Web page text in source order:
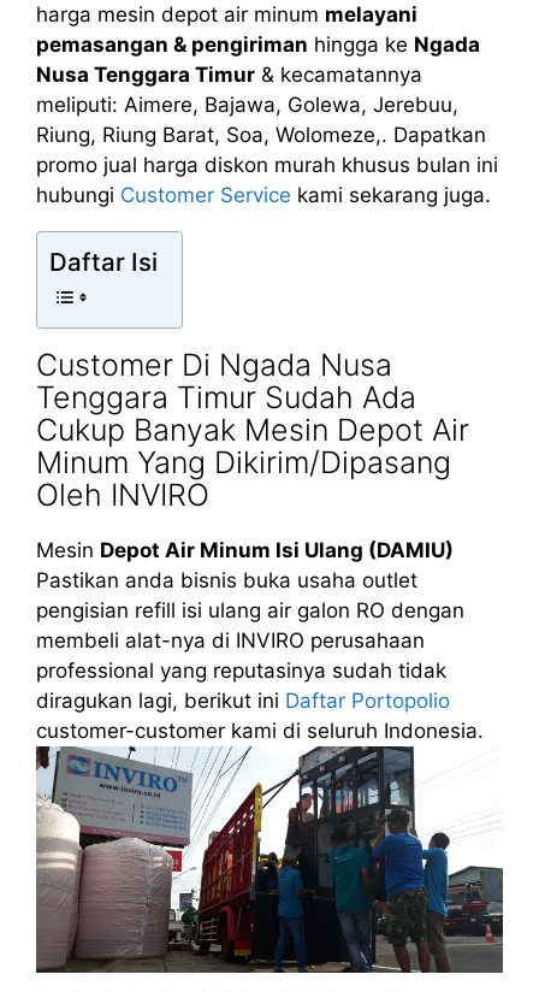
harga mesin depot air minum melayani
pemasangan & pengiriman hingga ke Ngada
Nusa Tenggara Timur & kecamatannya
meliputi: Aimere, Bajawa, Golewa, Jerebuu,
Riung, Riung Barat, Soa, Wolomeze,. Dapatkan
promo jual harga diskon murah khusus bulan ini
hubungi Customer Service kami sekarang juga.
Daftar Isi
Customer Di Ngada Nusa
Tenggara Timur Sudah Ada
Cukup Banyak Mesin Depot Air
Minum Yang Dikirim/Dipasang
Oleh INVIRO
Mesin Depot Air Minum Isi Ulang (DAMIU)
Pastikan anda bisnis buka usaha outlet
pengisian refill isi ulang air galon RO dengan
membeli alat-nya di INVIRO perusahaan
professional yang reputasinya sudah tidak
diragukan lagi, berikut ini Daftar Portopolio
customer-customer kami di seluruh Indonesia.